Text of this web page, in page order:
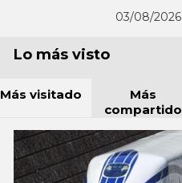
03/08/2026
Lo más visto
Más visitado
Más
compartido